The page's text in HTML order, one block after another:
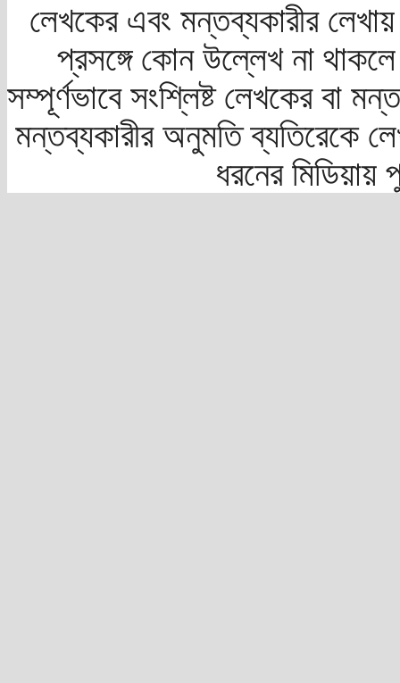
লেখকের এবং মন্তব্যকারীর
প্রসঙ্গে কোন উল্লেখ না
সম্পূর্ণভাবে সংশ্লিষ্ট লেখকের বা
মন্তব্যকারীর অনুমতি ব্যতিরেকে
ধরনের মিডিয়ায়